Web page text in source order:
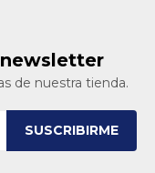
de nuestra tienda.
SUSCRIBIRME